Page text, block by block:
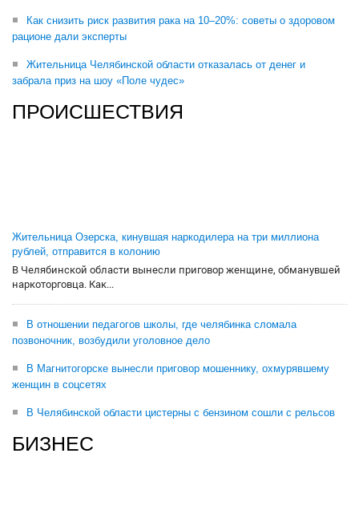
Как снизить риск развития рака на 10–20%: советы о здоровом
рационе дали эксперты
Жительница Челябинской области отказалась от денег и
забрала приз на шоу «Поле чудес»
ПРОИСШЕСТВИЯ
Жительница Озерска, кинувшая наркодилера на три миллиона
рублей, отправится в колонию
В Челябинской области вынесли приговор женщине, обманувшей
наркоторговца. Как...
В отношении педагогов школы, где челябинка сломала
позвоночник, возбудили уголовное дело
В Магнитогорске вынесли приговор мошеннику, охмурявшему
женщин в соцсетях
В Челябинской области цистерны с бензином сошли с рельсов
БИЗНЕС